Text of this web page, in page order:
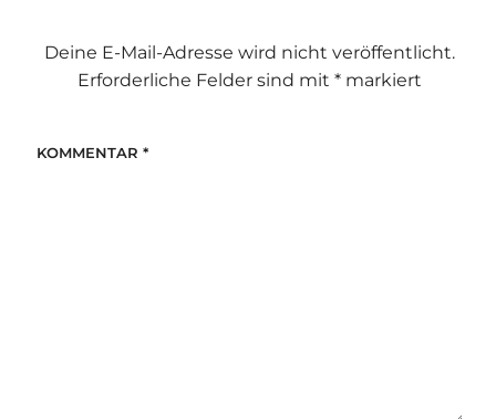
Deine E-Mail-Adresse wird nicht veröffentlicht.
Erforderliche Felder sind mit *markiert
KOMMENTAR *